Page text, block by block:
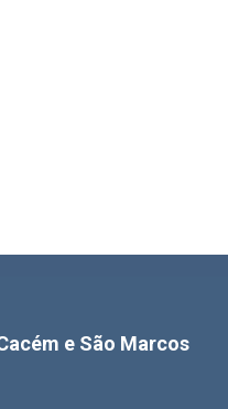
e São Marcos